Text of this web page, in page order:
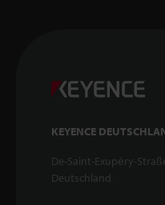
KEYENCE
De-Saint-Exupéry-
Deutschland